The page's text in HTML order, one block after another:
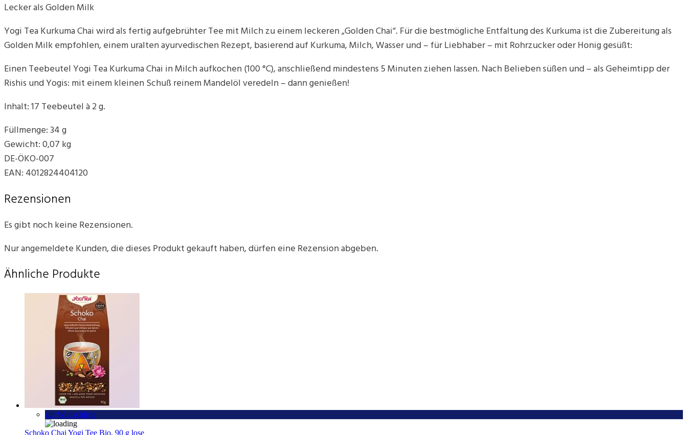
Lecker als Golden Milk
Yogi Tea Kurkuma Chai wird als fertig aufgebrühter Tee mit Milch zu einem leckeren „Golden Chai“. Für die bestmögliche Entfaltung des Kurkuma ist die Zubereitung als
Golden Milk empfohlen, einem uralten ayurvedischen Rezept, basierend auf Kurkuma, Milch, Wasser und – für Liebhaber – mit Rohrzucker oder Honig gesüßt:
Einen Teebeutel Yogi Tea Kurkuma Chai in Milch aufkochen (100 °C), anschließend mindestens 5 Minuten ziehen lassen. Nach Belieben süßen und – als Geheimtipp der
Rishis und Yogis: mit einem kleinen Schuß reinem Mandelöl veredeln – dann genießen!
Inhalt: 17 Teebeutel à 2 g.
Füllmenge: 34 g
Gewicht: 0,07 kg
DE-ÖKO-007
EAN: 4012824404120
Rezensionen
Es gibt noch keine Rezensionen.
Nur angemeldete Kunden, die dieses Produkt gekauft haben, dürfen eine Rezension abgeben.
Ähnliche Produkte
zur Wunschliste
Schoko Chai Yogi Tee Bio, 90 g lose